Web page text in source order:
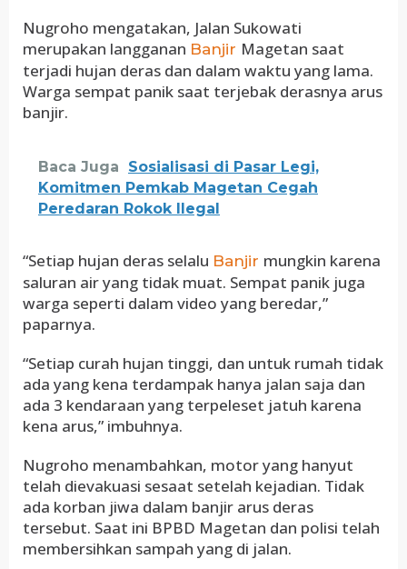
Nugroho mengatakan, Jalan Sukowati
merupakan langganan Banjir Magetan saat
terjadi hujan deras dan dalam waktu yang lama.
Warga sempat panik saat terjebak derasnya arus
banjir.
Baca Juga
Sosialisasi di Pasar Legi,
Komitmen Pemkab Magetan Cegah
Peredaran Rokok Ilegal
“Setiap hujan deras selalu Banjir mungkin karena
saluran air yang tidak muat. Sempat panik juga
warga seperti dalam video yang beredar,”
paparnya.
“Setiap curah hujan tinggi, dan untuk rumah tidak
ada yang kena terdampak hanya jalan saja dan
ada 3 kendaraan yang terpeleset jatuh karena
kena arus,” imbuhnya.
Nugroho menambahkan, motor yang hanyut
telah dievakuasi sesaat setelah kejadian. Tidak
ada korban jiwa dalam banjir arus deras
tersebut. Saat ini BPBD Magetan dan polisi telah
membersihkan sampah yang di jalan.